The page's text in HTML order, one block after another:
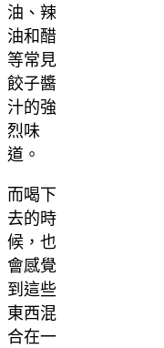
油、辣
油和醋
等常見
餃子醬
汁的強
烈味
道。
而喝下
去的時
候，也
會感覺
到這些
東西混
合在一